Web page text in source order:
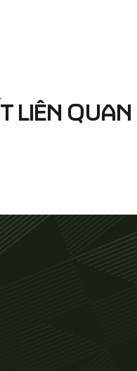
LIÊN QUAN